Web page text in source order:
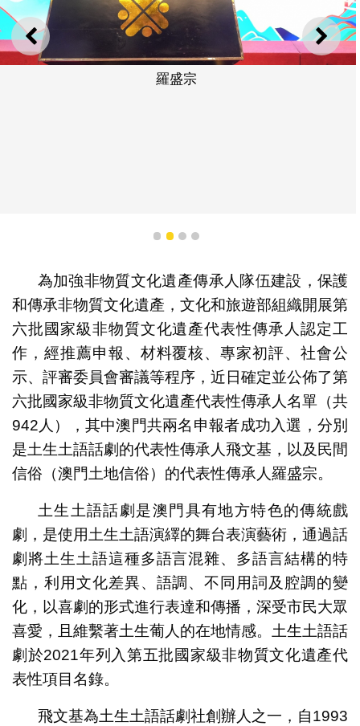
上一則 下一
羅盛宗
1 2 3 4
為加強非物質文化遺產傳承人隊伍建設，保護
和傳承非物質文化遺產，文化和旅遊部組織開展第
六批國家級非物質文化遺產代表性傳承人認定工
作，經推薦申報、材料覆核、專家初評、社會公
示、評審委員會審議等程序，近日確定並公佈了第
六批國家級非物質文化遺產代表性傳承人名單（共
942人），其中澳門共兩名申報者成功入選，分別
是土生土語話劇的代表性傳承人飛文基，以及民間
信俗（澳門土地信俗）的代表性傳承人羅盛宗。
土生土語話劇是澳門具有地方特色的傳統戲
劇，是使用土生土語演繹的舞台表演藝術，通過話
劇將土生土語這種多語言混雜、多語言結構的特
點，利用文化差異、語調、不同用詞及腔調的變
化，以喜劇的形式進行表達和傳播，深受市民大眾
喜愛，且維繫著土生葡人的在地情感。土生土語話
劇於2021年列入第五批國家級非物質文化遺產代
表性項目名錄。
飛文基為土生土語話劇社創辦人之一，自1993